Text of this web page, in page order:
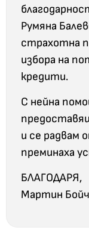
Румяна
страхотна
избора на
кредити.
С нейна
и се радвам
преминаха
БЛАГОДАРЯ,
Мартин